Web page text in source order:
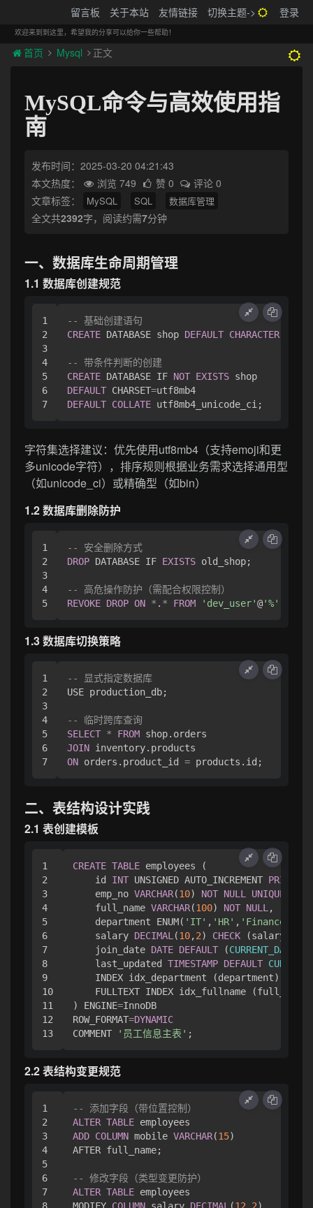
留言板 关于本站 友情链接 切换主题-> 登录
欢迎来到到这里，希望我的分享可以给你一些帮助！
首页 Mysql 正文
MySQL命令与高效使用指
南
发布时间：2025-03-20 04:21:43
本文热度：
浏览 749 赞 0
评论 0
文章标签：
MySQL SQL 数据库管理
全文共2392字，阅读约需7分钟
一、数据库生命周期管理
1.1 数据库创建规范
1
2
3
4
5
6
-- 基础创建语句
CREATE DATABASE shop DEFAULT CHARACTER
-- 带条件判断的创建
CREATE DATABASE IF NOT EXISTS
DEFAULT CHARSET=
DEFAULT COLLATE
字符集选择建议：优先使用utf8mb4（支持emoji和更
多unicode字符），排序规则根据业务需求选择通用型
（如unicode_ci）或精确型（如bin）
1.2 数据库删除防护
1
2
3
4
-- 安全删除方式
DROP DATABASE IF EXISTS old_shop;
-- 高危操作防护（需配合权限控制）
REVOKE DROP ON * . * FROM 'dev_user'@'%'
1.3 数据库切换策略
1
2
3
4
5
6
-- 显式指定数据库
USE production_db;
-- 临时跨库查询
SELECT * FROM
JOIN
ON orders.product_id =
二、表结构设计实践
2.1 表创建模板
1
2
3
4
5
6
7
8
9
10
11
12
CREATE TABLE employees (
    id
INT UNSIGNED AUTO_INCREMENT PRIMARY
    emp_no
VARCHAR(10) NOT NULL UNIQUE
    full_name
VARCHAR(100) NOT NULL ,
    department ENUM(
'IT' , 'HR' , 'Finance'
    salary
DECIMAL (10,2) CHECK (salary
    join_date
DATE DEFAULT (CURRENT_DATE
    last_updated
TIMESTAMP DEFAULT
    INDEX idx_department (department),
    FULLTEXT INDEX idx_fullname (full_name)
) ENGINE=InnoDB
ROW_FORMAT=DYNAMIC
COMMENT
'员工信息主表'
2.2 表结构变更规范
1
2
3
4
5
6
7
8
-- 添加字段（带位置控制）
ALTER TABLE
ADD COLUMN mobile VARCHAR(15)
AFTER full_name;
-- 修改字段（类型变更防护）
ALTER TABLE employees
MODIFY COLUMN salary DECIMAL (12 ,2